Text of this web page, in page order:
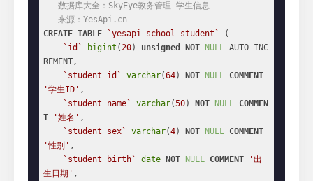
-- 数据库大全：SkyEye教务管理-学生信息
-- 来源：YesApi.cn
CREATE TABLE `yesapi_school_student`
(
`id`
bigint (20) unsigned NOT NULL AUTO_INC
REMENT,
`student_id`
varchar(64) NOT NULL COMMENT
'学生ID' ,
`student_name`
varchar(50) NOT NULL COMMEN
T
'姓名' ,
`student_sex`
varchar(4) NOT NULL COMMENT
'性别' ,
`student_birth`
date NOT NULL COMMENT
'出
生日期' ,